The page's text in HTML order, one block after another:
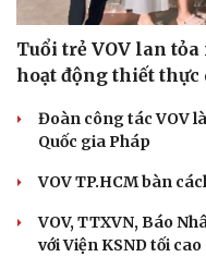
Tuổi trẻ VOV lan
hoạt động thiết thực
Đoàn công tác VOV
Quốc gia Pháp
VOV TP.HCM bàn
VOV, TTXVN, Báo
với Viện KSND tối cao